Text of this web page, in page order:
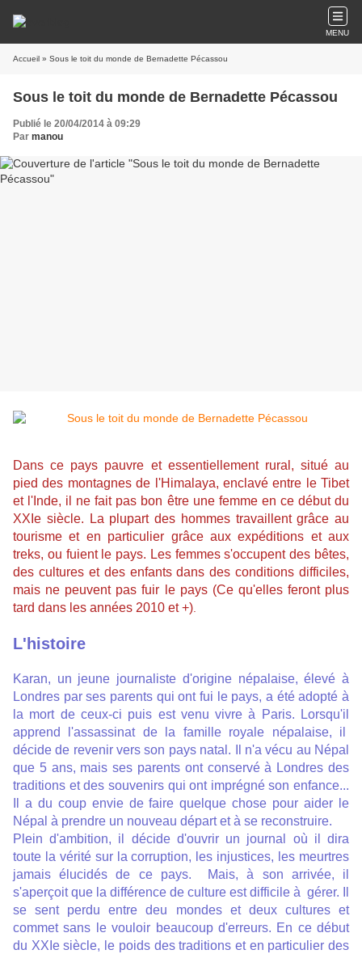
MENU
Accueil » Sous le toit du monde de Bernadette Pécassou
Sous le toit du monde de Bernadette Pécassou
Publié le 20/04/2014 à 09:29
Par manou
Dans ce pays pauvre et essentiellement rural, situé au
pied des montagnes de l'Himalaya, enclavé entre le Tibet
et l'Inde, il ne fait pas bon être une femme en ce début du
XXIe siècle. La plupart des hommes travaillent grâce au
tourisme et en particulier grâce aux expéditions et aux
treks, ou fuient le pays. Les femmes s'occupent des bêtes,
des cultures et des enfants dans des conditions difficiles,
mais ne peuvent pas fuir le pays (Ce qu'elles feront plus
tard dans les années 2010 et +)
L'histoire
Karan, un jeune journaliste d'origine népalaise, élevé à
Londres par ses parents qui ont fui le pays, a été adopté à
la mort de ceux-ci puis est venu vivre à Paris. Lorsqu'il
apprend l'assassinat de la famille royale népalaise, il
décide de revenir vers son pays natal. Il n'a vécu au Népal
que 5 ans, mais ses parents ont conservé à Londres des
traditions et des souvenirs qui ont imprégné son enfance...
Il a du coup envie de faire quelque chose pour aider le
Népal à prendre un nouveau départ et à se reconstruire.
Plein d'ambition, il décide d'ouvrir un journal où il dira
toute la vérité sur la corruption, les injustices, les meurtres
jamais élucidés de ce pays. Mais, à son arrivée, il
s'aperçoit que la différence de culture est difficile à gérer. Il
se sent perdu entre deu mondes et deux cultures et
commet sans le vouloir beaucoup d'erreurs. En ce début
du XXIe siècle, le poids des traditions et en particulier des